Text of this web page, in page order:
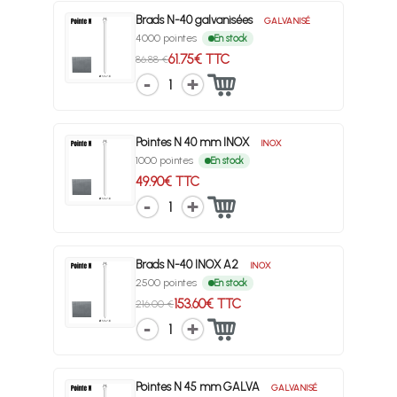
Brads N-40 galvanisées GALVANISÉ
4000 pointes En stock
86.88 €61.75€ TTC
1
Pointes N 40 mm INOX INOX
1000 pointes En stock
49.90€ TTC
1
Brads N-40 INOX A2 INOX
2500 pointes En stock
216.00 €153.60€ TTC
1
Pointes N 45 mm GALVA GALVANISÉ